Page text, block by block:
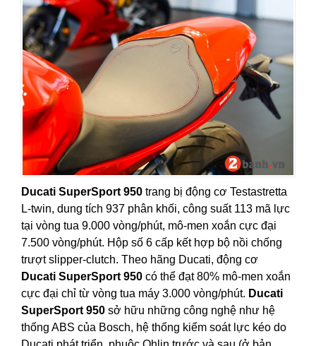
Ducati SuperSport 950 trang bị động cơ Testastretta
L-twin, dung tích 937 phân khối, công suất 113 mã lực
tại vòng tua 9.000 vòng/phút, mô-men xoắn cực đại
7.500 vòng/phút. Hộp số 6 cấp kết hợp bộ nồi chống
trượt slipper-clutch. Theo hãng Ducati, động cơ
Ducati SuperSport 950 có thể đạt 80% mô-men xoắn
cực đại chỉ từ vòng tua máy 3.000 vòng/phút. Ducati
SuperSport 950 sở hữu những công nghệ như hệ
thống ABS của Bosch, hệ thống kiểm soát lực kéo do